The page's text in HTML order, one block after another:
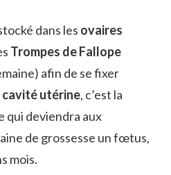
dans les ovaires
Trompes de Fallope
afin de se fixer
cavité utérine, c’est la
qui deviendra aux
de grossesse un fœtus,
mois.